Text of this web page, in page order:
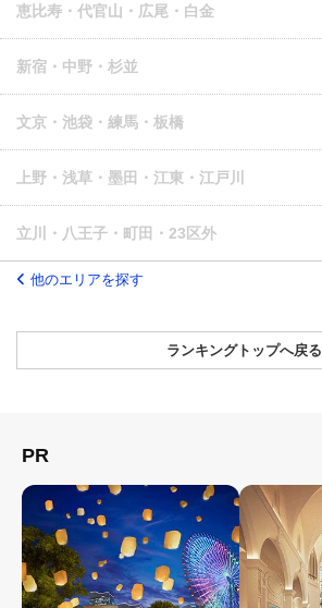
恵比寿・代官山・広尾・白金
新宿・中野・杉並
文京・池袋・練馬・板橋
上野・浅草・墨田・江東・江戸川
立川・八王子・町田・23区外
他のエリアを探す
ランキングトップへ戻る
PR